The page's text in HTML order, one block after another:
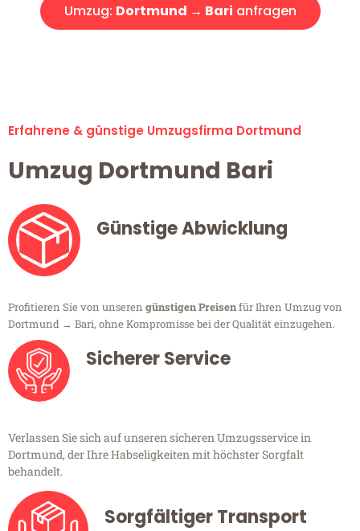
Umzug: Dortmund → Bari anfragen
Erfahrene & günstige Umzugsfirma Dortmund
Umzug Dortmund Bari
Günstige Abwicklung
Profitieren Sie von unseren günstigen Preisenfür Ihren Umzug von
Dortmund → Bari, ohne Kompromisse bei der Qualität einzugehen.
Sicherer Service
Verlassen Sie sich auf unseren sicheren Umzugsservice in
Dortmund, der Ihre Habseligkeiten mit höchster Sorgfalt
behandelt.
Sorgfältiger Transport